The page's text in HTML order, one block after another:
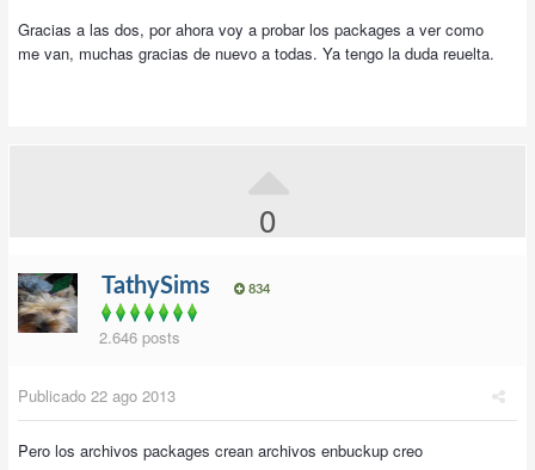
Gracias a las dos, por ahora voy a probar los packages a ver como
me van, muchas gracias de nuevo a todas. Ya tengo la duda reuelta.
0
TathySims 834
2.646 posts
Publicado 22 ago 2013
Pero los archivos packages crean archivos enbuckup creo